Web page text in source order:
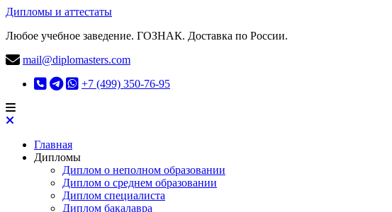
Дипломы и аттестаты
Любое учебное заведение. ГОЗНАК. Доставка по России.
mail@diplomasters.com
+7 (499) 350-76-95
Главная
Дипломы
Диплом о неполном образовании
Диплом о среднем образовании
Диплом специалиста
Диплом бакалавра